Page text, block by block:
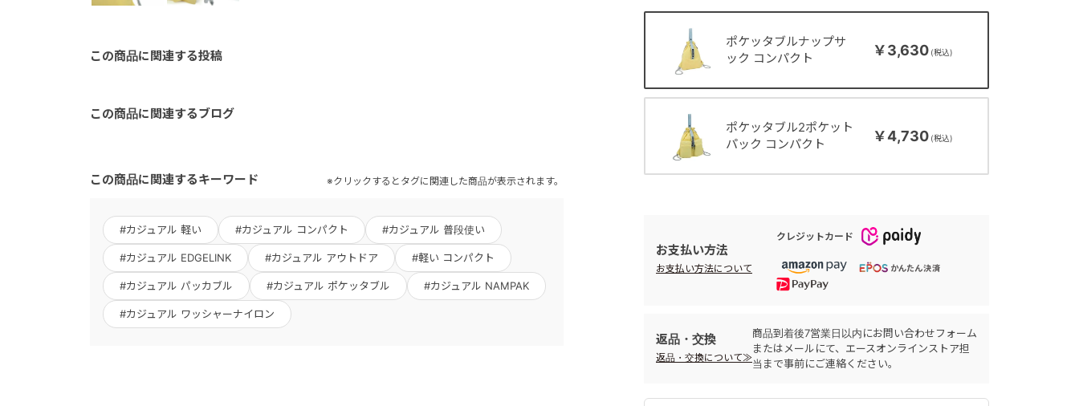
この商品に関連する投稿
この商品に関連するブログ
この商品に関連するキーワード ※クリックするとタグに関連した商品が表示されます。
#カジュアル 軽い #カジュアル コンパクト #カジュアル 普段使い
#カジュアル EDGELINK #カジュアル アウトドア #軽い コンパクト
#カジュアル パッカブル #カジュアル ポケッタブル #カジュアル NAMPAK
#カジュアル ワッシャーナイロン
ポケッタブルナップサ
ック コンパクト
￥3,630
ポケッタブル2ポケット
パック コンパクト
￥4,730
返品・交換
返品・交換について≫
商品到着後7営業日以内にお問い合わせフォーム
またはメールにて、エースオンラインストア担
当まで事前にご連絡ください。
お支払い方法
お支払い方法について
クレジットカード